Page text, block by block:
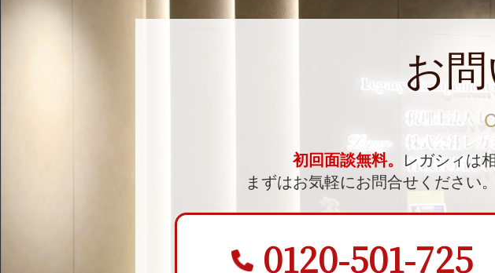
お
初回面談無料。
レガシィは
まずはお気軽にお問合せください。
0120-501-725